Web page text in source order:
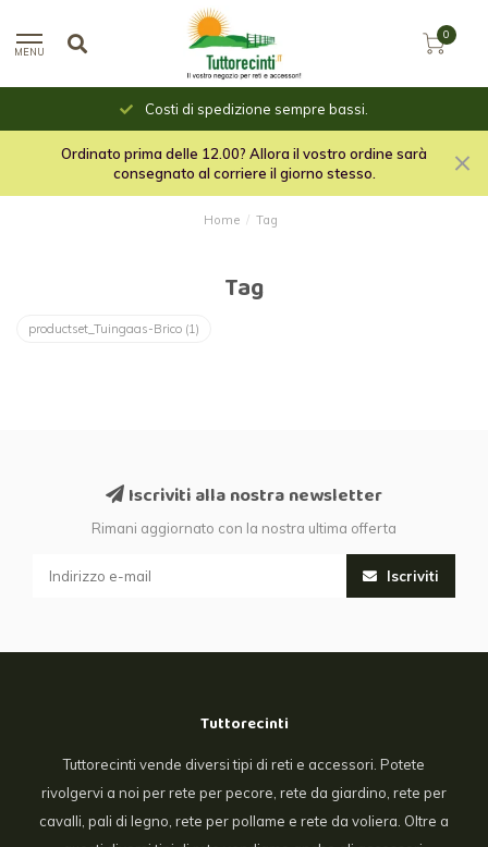
MENU
0
Costi di spedizione sempre bassi.
Ordinato prima delle 12.00? Allora il vostro ordine sarà
consegnato al corriere il giorno stesso.
Home / Tag
Tag
productset_Tuingaas-Brico (1)
Iscriviti alla nostra newsletter
Rimani aggiornato con la nostra ultima offerta
Iscriviti
Tuttorecinti
Tuttorecinti vende diversi tipi di reti e accessori. Potete
rivolgervi a noi per rete per pecore, rete da giardino, rete per
cavalli, pali di legno, rete per pollame e rete da voliera. Oltre a